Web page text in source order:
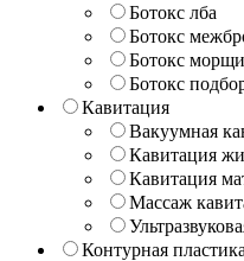
Ботокс лба
Ботокс
Ботокс
Ботокс
Кавитация
Вакуумная
Кавитация
Кавитация
Массаж
Контурная пластика